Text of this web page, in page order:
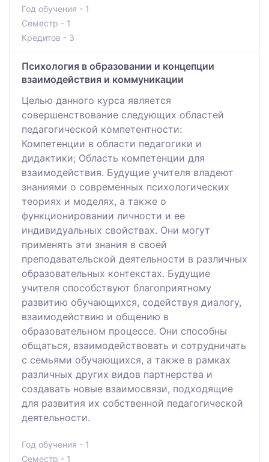
Год обучения - 1
Семестр - 1
Кредитов - 3
Психология в образовании и концепции
взаимодействия и коммуникации
Целью данного курса является
совершенствование следующих областей
педагогической компетентности:
Компетенции в области педагогики и
дидактики; Область компетенции для
взаимодействия. Будущие учителя владеют
знаниями о современных психологических
теориях и моделях, а также о
функционировании личности и ее
индивидуальных свойствах. Они могут
применять эти знания в своей
преподавательской деятельности в различных
образовательных контекстах. Будущие
учителя способствуют благоприятному
развитию обучающихся, содействуя диалогу,
взаимодействию и общению в
образовательном процессе. Они способны
общаться, взаимодействовать и сотрудничать
с семьями обучающихся, а также в рамках
различных других видов партнерства и
создавать новые взаимосвязи, подходящие
для развития их собственной педагогической
деятельности.
Год обучения - 1
Семестр - 1